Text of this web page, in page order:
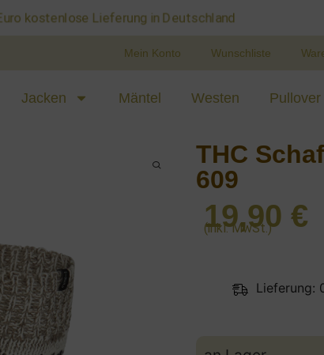
kostenlose Lieferung in Deutschland
Mein Konto Wunschliste
Jacken Mäntel Westen Pullover
THC
609
19,90 €
(inkl. MwSt.)
Lieferung: